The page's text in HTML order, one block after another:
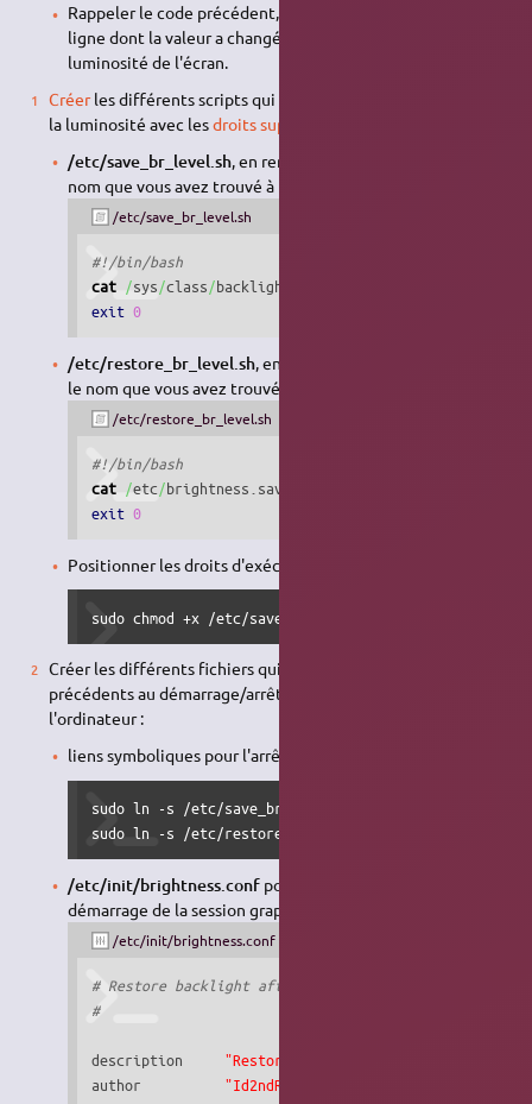
Rappeler le code précédent, et noter alors le nom de la
ligne dont la valeur a changé. Cette valeur contrôle la
luminosité de l'écran.
Créerles différents scripts qui vont sauvegarder et restaurer
la luminosité avec lesdroits super-utilisateur
/etc/save_br_level.sh, en remplaçant acpi_video0 par le
nom que vous avez trouvé à l'étape précédente
/etc/save_br_level.sh
#!/bin/bash
cat /sys/class/backlight
exit 0
/etc/restore_br_level.sh, en remplaçant acpi_video0 par
le nom que vous avez trouvé à l'étape précédente
/etc/restore_br_level.sh
#!/bin/bash
cat /etc/brightness.save
exit 0
Positionner les droits d'exécution :
sudo chmod +x /etc/save_br_level.sh /etc/
Créer les différents fichiers qui vont appeler les scripts
précédents au démarrage/arrêt/mise en veille de
l'ordinateur :
liens symboliques pour l'arrêt / redémarrage
sudo ln -s /etc/save_br_level.sh /etc/rc0.d/
sudo ln -s /etc/restore_br_level.sh /etc/rc6.d/
/etc/init/brightness.conf pour la prise en compte au
démarrage de la session graphique :
/etc/init/brightness.conf
# Restore backlight after restart
#
"Restore backlight after restart"
"Id2ndR"